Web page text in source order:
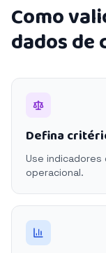
Como
dados de
Defina
Use
operacional.